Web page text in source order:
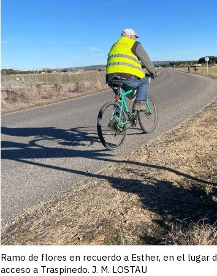
Ramo de flores en recuerdo a Esther, en el lugar
acceso a Traspinedo. J. M. LOSTAU